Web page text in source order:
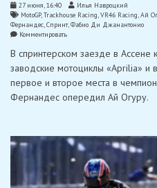
27 июня, 16:40
Илья Навроцкий
MotoGP,Trackhouse Racing,VR46 Racing,Ай
Фернандес,Спринт,Фабио Ди Джанантонио
Комментироватьon
Фернандес
победный
дубль
в
Ассене
В спринтерском заезде в
заводские мотоциклы «Aprilia» и
первое и второе места в
Фернандес опередил Ай Огуру.